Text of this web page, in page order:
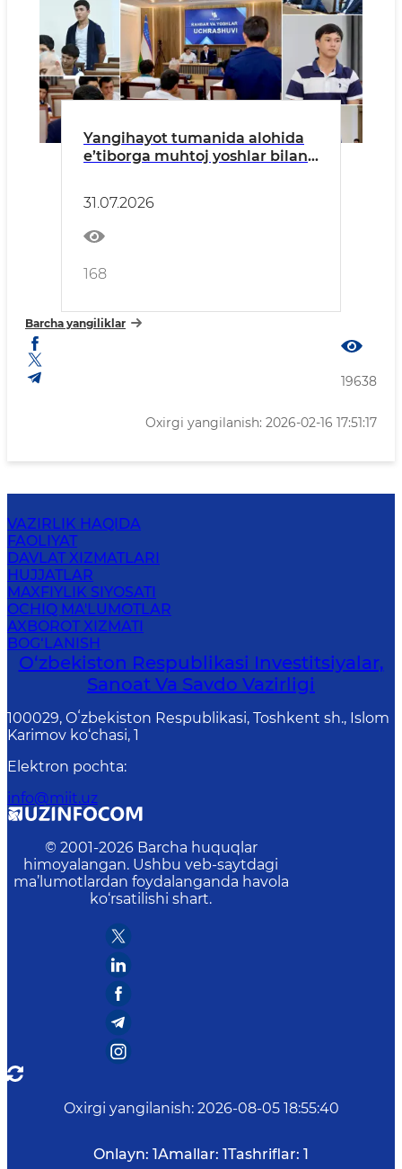
Yangihayot tumanida alohida
e’tiborga muhtoj yoshlar bilan
31.07.2026
168
Barcha yangiliklar
19638
Oxirgi yangilanish: 2026-02-16 17:51:17
VAZIRLIK HAQIDA
FAOLIYAT
DAVLAT XIZMATLARI
HUJJATLAR
MAXFIYLIK SIYOSATI
OCHIQ MA'LUMOTLAR
AXBOROT XIZMATI
BOG‘LANISH
O‘zbekiston Respublikasi Investitsiyalar,
Sanoat Va Savdo Vazirligi
100029, Oʻzbekiston Respublikasi, Toshkent sh., Islom
Karimov ko‘chasi, 1
Elektron pochta:
info@miit.uz
© 2001-2026 Barcha huquqlar
himoyalangan. Ushbu veb-saytdagi
ma’lumotlardan foydalanganda havola
ko‘rsatilishi shart.
Oxirgi yangilanish: 2026-08-05 18:55:40
Onlayn: 1Amallar: 1Tashriflar: 1